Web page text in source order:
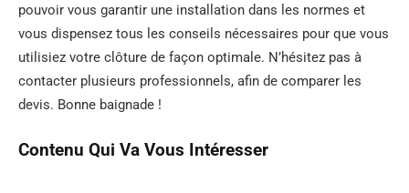
pouvoir vous garantir une installation dans les normes et
vous dispensez tous les conseils nécessaires pour que vous
utilisiez votre clôture de façon optimale. N’hésitez pas à
contacter plusieurs professionnels, afin de comparer les
devis. Bonne baignade !
Contenu Qui Va Vous Intéresser